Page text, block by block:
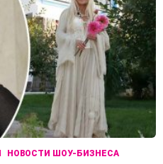
НОВОСТИ ШОУ-БИЗНЕСА